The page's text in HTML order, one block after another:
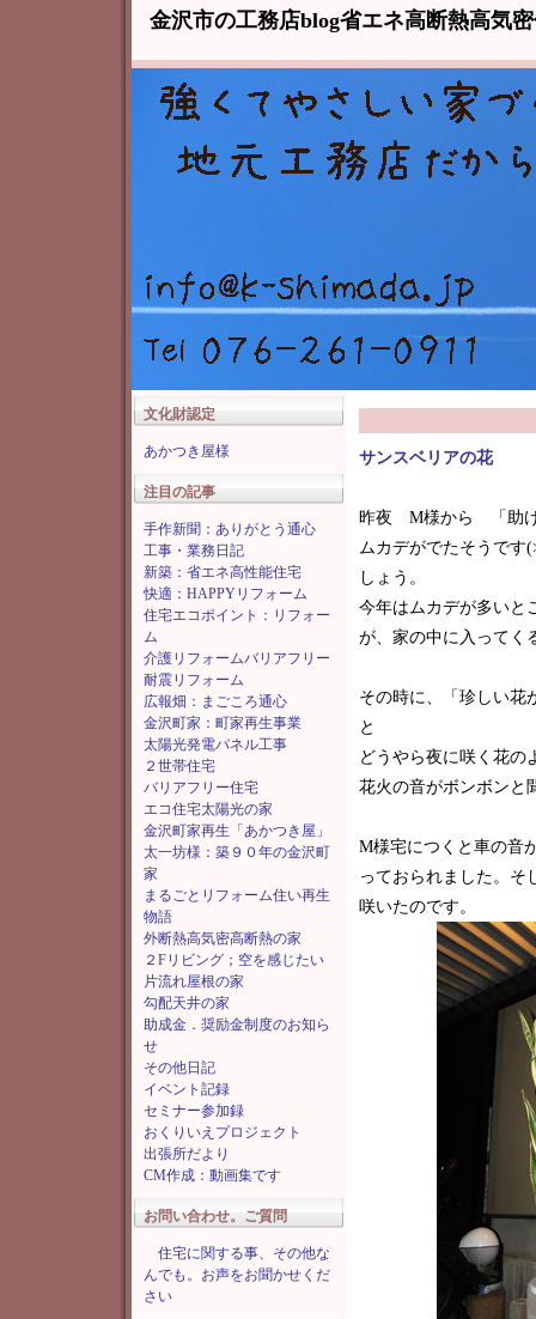
金沢市の工務店blog省エネ高断熱高気
文化財認定
あかつき屋様
注目の記事
手作新聞：ありがとう通心
工事・業務日記
新築：省エネ高性能住宅
快適：HAPPYリフォーム
住宅エコポイント：リフォー
ム
介護リフォームバリアフリー
耐震リフォーム
広報畑：まごころ通心
金沢町家：町家再生事業
太陽光発電パネル工事
２世帯住宅
バリアフリー住宅
エコ住宅太陽光の家
金沢町家再生「あかつき屋」
太一坊様：築９０年の金沢町
家
まるごとリフォーム住い再生
物語
外断熱高気密高断熱の家
２Fリビング；空を感じたい
片流れ屋根の家
勾配天井の家
助成金．奨励金制度のお知ら
せ
その他日記
イベント記録
セミナー参加録
おくりいえプロジェクト
出張所だより
CM作成：動画集です
お問い合わせ。ご質問
住宅に関する事、その他な
んでも。お声をお聞かせくだ
さい
サンスベリアの花
昨夜 M様から 「助
ムカデがでたそうで
しょう。
今年はムカデが多いと
が、家の中に入ってく
その時に、「珍しい花
と
どうやら夜に咲く花の
花火の音がボンボンと
M様宅につくと車の音
っておられました。そ
咲いたのです。